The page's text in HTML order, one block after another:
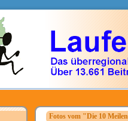
Fotos vom "Die 10